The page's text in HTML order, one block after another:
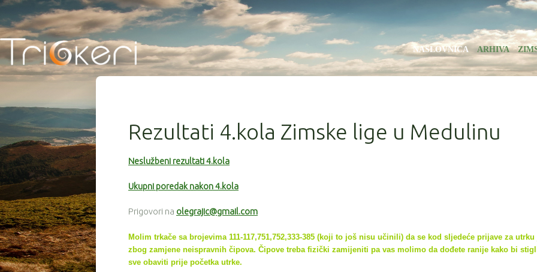
NASLOVNICA ARHIVA
Rezultati 4.kola Zimske lige u Medulinu
Neslužbeni rezultati 4.kola
Ukupni poredak nakon 4.kola
Prigovori na olegrajic@gmail.com
Molim trkače sa brojevima 111-117,751,752,333-385 (koji to još nisu učinili) da se kod sljedeće prijave za utrku
zbog zamjene neispravnih čipova. Čipove treba fizički zamijeniti pa vas molimo da dođete ranije kako bi
sve obaviti prije početka utrke.